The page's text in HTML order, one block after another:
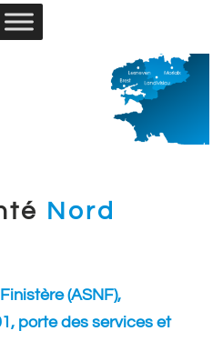
Nord
(ASNF),
porte des services et